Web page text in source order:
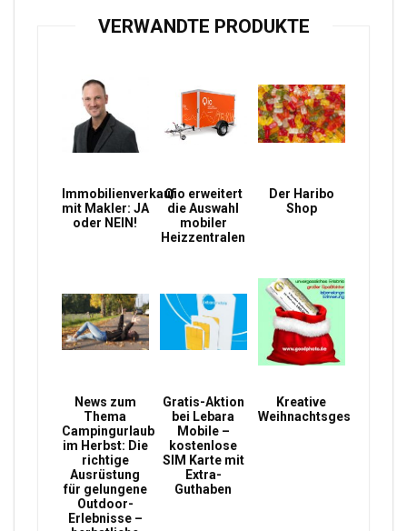
VERWANDTE PRODUKTE
Immobilienverkauf
mit Makler: JA
oder NEIN!
Qio erweitert
die Auswahl
mobiler
Heizzentralen
Der Haribo
Shop
News zum
Thema
Campingurlaub
im Herbst: Die
richtige
Ausrüstung
für gelungene
Outdoor-
Erlebnisse –
Gratis-Aktion
bei Lebara
Mobile –
kostenlose
SIM Karte mit
Extra-
Guthaben
Kreative
Weihnachtsgeschenke